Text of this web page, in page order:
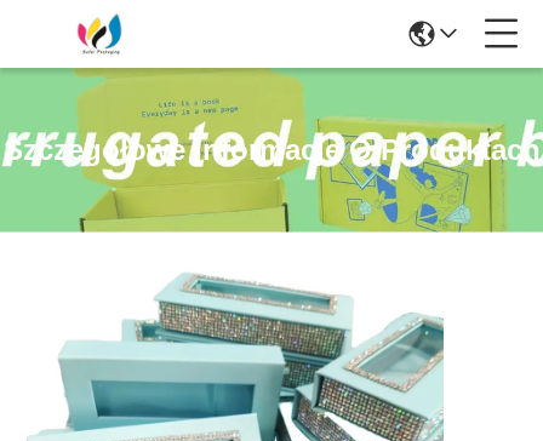
Szczegółowe Informacje O Produktach